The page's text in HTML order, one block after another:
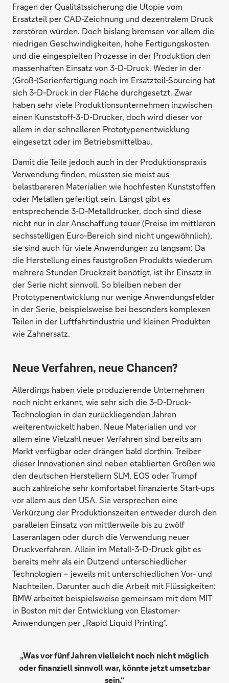
Fragen der Qualitätssicherung die Utopie vom
Ersatzteil per CAD-Zeichnung und dezentralem Druck
zerstören würden. Doch bislang bremsen vor allem die
niedrigen Geschwindigkeiten, hohe Fertigungskosten
und die eingespielten Prozesse in der Produktion den
massenhaften Einsatz von 3-D-Druck. Weder in der
(Groß-)Serienfertigung noch im Ersatzteil-Sourcing hat
sich 3-D-Druck in der Fläche durchgesetzt. Zwar
haben sehr viele Produktionsunternehmen inzwischen
einen Kunststoff-3-D-Drucker, doch wird dieser vor
allem in der schnelleren Prototypenentwicklung
eingesetzt oder im Betriebsmittelbau.
Damit die Teile jedoch auch in der Produktionspraxis
Verwendung finden, müssten sie meist aus
belastbareren Materialien wie hochfesten Kunststoffen
oder Metallen gefertigt sein. Längst gibt es
entsprechende 3-D-Metalldrucker, doch sind diese
nicht nur in der Anschaffung teuer (Preise im mittleren
sechsstelligen Euro-Bereich sind nicht ungewöhnlich),
sie sind auch für viele Anwendungen zu langsam: Da
die Herstellung eines faustgroßen Produkts wiederum
mehrere Stunden Druckzeit benötigt, ist ihr Einsatz in
der Serie nicht sinnvoll. So bleiben neben der
Prototypenentwicklung nur wenige Anwendungsfelder
in der Serie, beispielsweise bei besonders komplexen
Teilen in der Luftfahrtindustrie und kleinen Produkten
wie Zahnersatz.
Neue Verfahren, neue Chancen?
Allerdings haben viele produzierende Unternehmen
noch nicht erkannt, wie sehr sich die 3-D-Druck-
Technologien in den zurückliegenden Jahren
weiterentwickelt haben. Neue Materialien und vor
allem eine Vielzahl neuer Verfahren sind bereits am
Markt verfügbar oder drängen bald dorthin. Treiber
dieser Innovationen sind neben etablierten Größen wie
den deutschen Herstellern SLM, EOS oder Trumpf
auch zahlreiche sehr komfortabel finanzierte Start-ups
vor allem aus den USA. Sie versprechen eine
Verkürzung der Produktionszeiten entweder durch den
parallelen Einsatz von mittlerweile bis zu zwölf
Laseranlagen oder durch die Verwendung neuer
Druckverfahren. Allein im Metall-3-D-Druck gibt es
bereits mehr als ein Dutzend unterschiedlicher
Technologien – jeweils mit unterschiedlichen Vor- und
Nachteilen. Darunter auch die Arbeit mit Flüssigkeiten:
BMW arbeitet beispielsweise gemeinsam mit dem MIT
in Boston mit der Entwicklung von Elastomer-
Anwendungen per „Rapid Liquid Printing“.
„Was vor fünf Jahren vielleicht noch nicht möglich
oder finanziell sinnvoll war, könnte jetzt umsetzbar
sein.“